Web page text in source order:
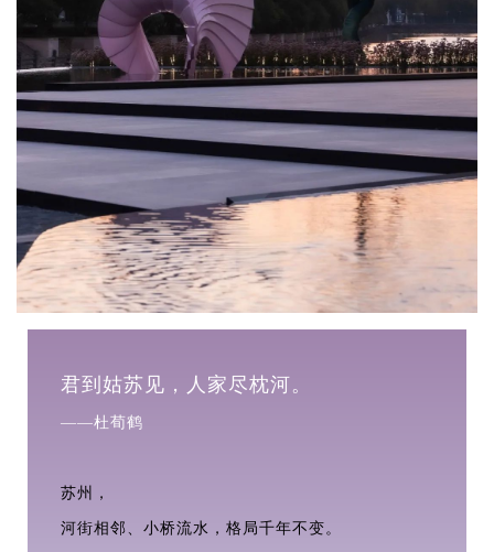
广告投放
关于我们
联系我们
君到姑苏见，人家尽枕河。
——杜荀鹤
苏州，
河街相邻、小桥流水，格局千年不变。